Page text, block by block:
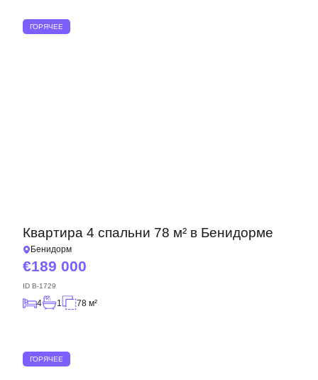
ГОРЯЧЕЕ
Квартира 4 спальни 78 м² в Бенидорме
Бенидорм
189 000
ID B-1729
4 1 78 м²
ГОРЯЧЕЕ